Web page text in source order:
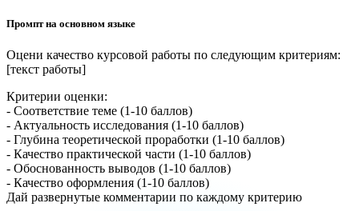
Промпт на основном языке
Оцени качество курсовой работы по следующим критериям:
[текст работы]
Критерии оценки:
- Соответствие теме (1-10 баллов)
- Актуальность исследования (1-10 баллов)
- Глубина теоретической проработки (1-10 баллов)
- Качество практической части (1-10 баллов)
- Обоснованность выводов (1-10 баллов)
- Качество оформления (1-10 баллов)
Дай развернутые комментарии по каждому критерию